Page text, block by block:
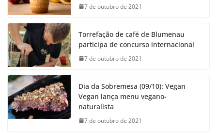
7 de outubro de 2021
Torrefação de café de Blumenau
participa de concurso internacional
7 de outubro de 2021
Dia da Sobremesa (09/10): Vegan
Vegan lança menu vegano-
naturalista
7 de outubro de 2021